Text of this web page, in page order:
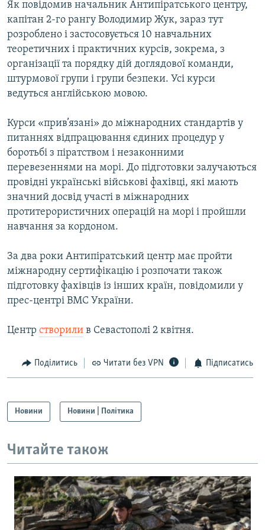
д
е
д
Як повідомив начальник Антипіратського центру,
капітан 2-го рангу Володимир Жук, зараз тут
розроблено і застосовується 10 навчальних
теоретичних і практичних курсів, зокрема, з
організації та порядку дій доглядової команди,
штурмової групи і групи безпеки. Усі курси
ведуться англійською мовою.
Курси «прив’язані» до міжнародних стандартів у
питаннях відпрацювання єдиних процедур у
боротьбі з піратством і незаконними
перевезеннями на морі. До підготовки залучаються
провідні українські військові фахівці, які мають
значний досвід участі в міжнародних
протитерористичних операцій на морі і пройшли
навчання за кордоном.
За два роки Антипіратський центр має пройти
міжнародну сертифікацію і розпочати також
підготовку фахівців із інших країн, повідомили у
прес-центрі ВМС України.
Центр створили в Севастополі 2 квітня.
Поділитись Читати без VPN Підписатись
Новини Новини | Політика
Читайте також